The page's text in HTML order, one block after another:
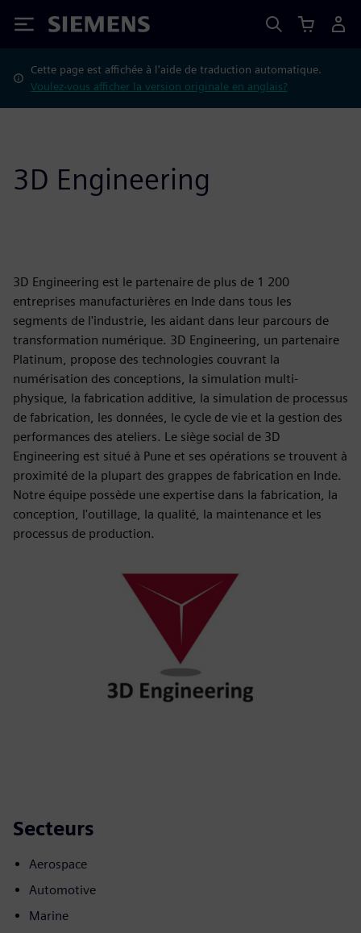
Siemens
Cette page est affichée à l'aide de traduction automatique.
Voulez-vous afficher la version originale en anglais?
3D Engineering
3D Engineering est le partenaire de plus de 1 200
entreprises manufacturières en Inde dans tous les
segments de l'industrie, les aidant dans leur parcours de
transformation numérique. 3D Engineering, un partenaire
Platinum, propose des technologies couvrant la
numérisation des conceptions, la simulation multi-
physique, la fabrication additive, la simulation de processus
de fabrication, les données, le cycle de vie et la gestion des
performances des ateliers. Le siège social de 3D
Engineering est situé à Pune et ses opérations se trouvent à
proximité de la plupart des grappes de fabrication en Inde.
Notre équipe possède une expertise dans la fabrication, la
conception, l'outillage, la qualité, la maintenance et les
processus de production.
Secteurs
Aerospace
Automotive
Marine